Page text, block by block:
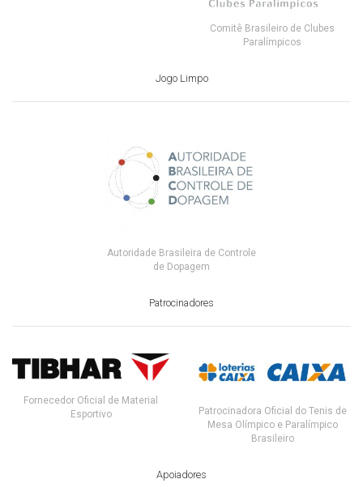
Comitê Brasileiro de Clubes
Paralímpicos
Jogo Limpo
Autoridade Brasileira de Controle
de Dopagem
Patrocinadores
Fornecedor Oficial de Material
Esportivo
Patrocinadora Oficial do Tenis de
Mesa Olímpico e Paralímpico
Brasileiro
Apoiadores